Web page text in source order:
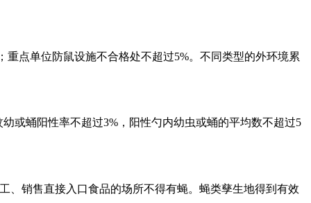
点单位防鼠设施不合格处不超过5%。不同类型的外环境累
或蛹阳性率不超过3%，阳性勺内幼虫或蛹的平均数不超过5
销售直接入口食品的场所不得有蝇。 蝇类孳生地得到有效